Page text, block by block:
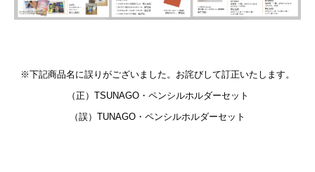
※下記商品名に誤りがございました。お詫びして訂正いたします。
（正）TSUNAGO・ペンシルホルダーセット
（誤）TUNAGO・ペンシルホルダーセット